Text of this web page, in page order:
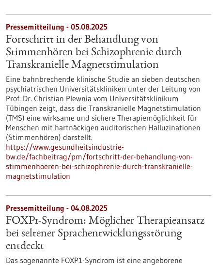
Pressemitteilung - 05.08.2025
Fortschritt in der Behandlung von
Stimmenhören bei Schizophrenie durch
Transkranielle Magnetstimulation
Eine bahnbrechende klinische Studie an sieben deutschen
psychiatrischen Universitätskliniken unter der Leitung von
Prof. Dr. Christian Plewnia vom Universitätsklinikum
Tübingen zeigt, dass die Transkranielle Magnetstimulation
(TMS) eine wirksame und sichere Therapiemöglichkeit für
Menschen mit hartnäckigen auditorischen Halluzinationen
(Stimmenhören) darstellt.
https://www.gesundheitsindustrie-
bw.de/fachbeitrag/pm/fortschritt-der-behandlung-von-
stimmenhoeren-bei-schizophrenie-durch-transkranielle-
magnetstimulation
Pressemitteilung - 04.08.2025
FOXP1-Syndrom: Möglicher Therapieansatz
bei seltener Sprachentwicklungsstörung
entdeckt
Das sogenannte FOXP1-Syndrom ist eine angeborene